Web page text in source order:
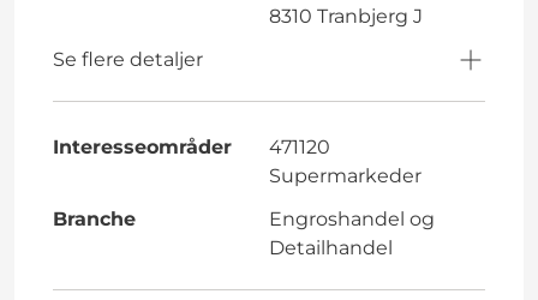
8310 Tranbjerg J
Se flere detaljer
Interesseområder
471120
Supermarkeder
Branche
Engroshandel og
Detailhandel